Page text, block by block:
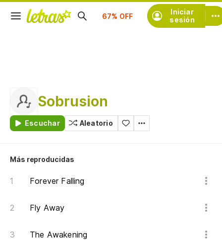
Iniciar
sesión
Suscríbete
Sobrusion
Escuchar Aleatorio
Más reproducidas
Forever Falling
Fly Away
The Awakening